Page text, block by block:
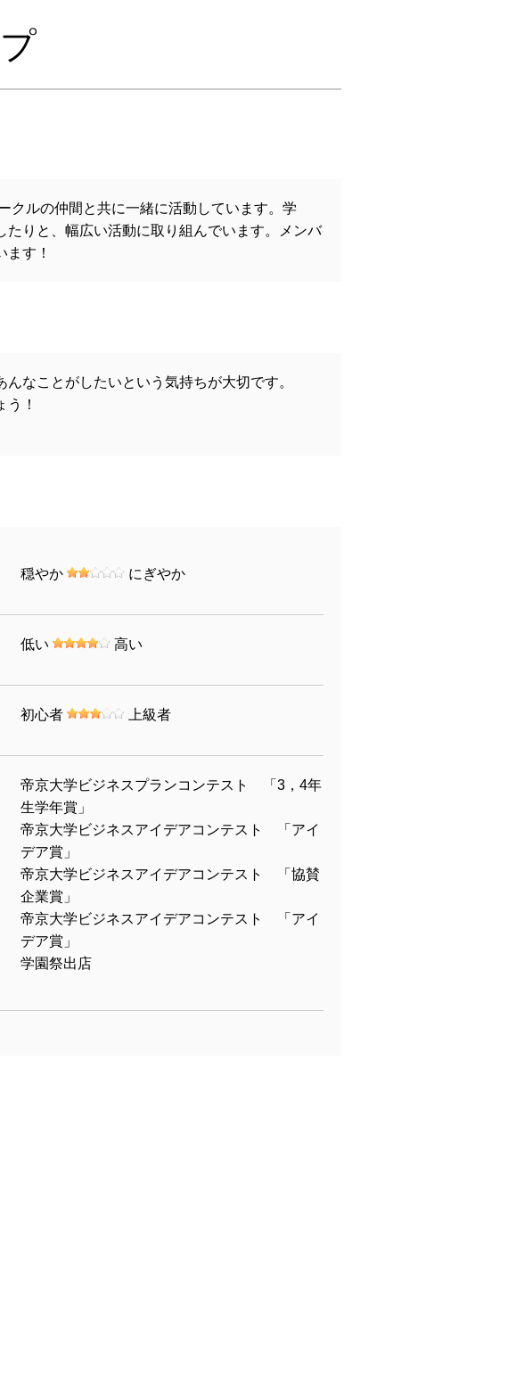
クルの仲間と共に一緒に活動しています。学
りと、幅広い活動に取り組んでいます。メンバ
す！
なことがしたいという気持ちが大切です。
！
穏やか にぎやか
低い 高い
初心者 上級者
帝京大学ビジネスプランコンテスト 「3，4年
生学年賞」
帝京大学ビジネスアイデアコンテスト 「アイ
デア賞」
帝京大学ビジネスアイデアコンテスト 「協賛
企業賞」
帝京大学ビジネスアイデアコンテスト 「アイ
デア賞」
学園祭出店